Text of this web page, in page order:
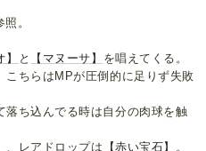
照。
】 と 【マヌーサ】 を唱えてくる。
こちらはMPが圧倒的に足りず失敗
落ち込んでる時は自分の肉球を触
、レアドロップは 【赤い宝石】 。